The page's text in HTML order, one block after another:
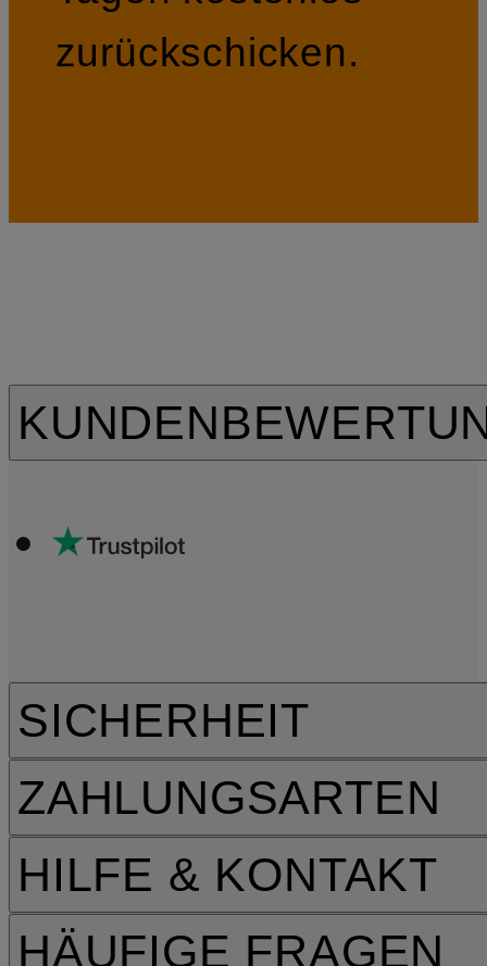
zurückschicken.
HILFE & KONTAKT
HÄUFIGE FRAGEN
SICHERHEIT
ZAHLUNGSARTEN